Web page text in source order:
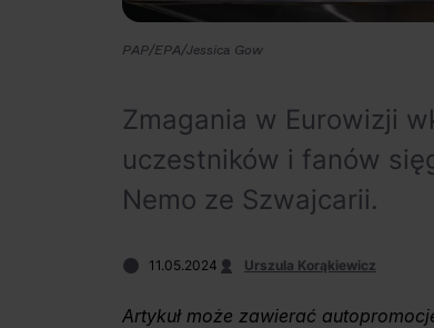
PAP/EPA/Jessica Gow
Zmagania w Eurowizji
uczestników i fanów
Nemo ze Szwajcarii.
11.05.2024 Urszula Korąkiewicz
Artykuł może zawierać